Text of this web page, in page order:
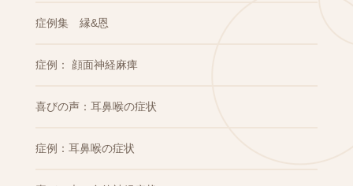
症例集 縁&恩
症例： 顔面神経麻痺
喜びの声：耳鼻喉の症状
症例：耳鼻喉の症状